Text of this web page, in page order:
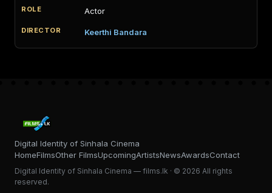
Actor
Keerthi Bandara
Digital Identity of Sinhala Cinema
HomeFilmsOther FilmsUpcomingArtistsNewsAwardsContact
Digital Identity of Sinhala Cinema — films.lk · © 2026 All rights
reserved.